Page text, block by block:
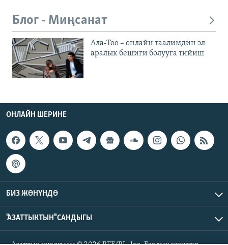
Блог - Миңсанат
Ала-Тоо – онлайн таалимдин эл
аралык бешиги болууга тийиш
ОНЛАЙН ШЕРИНЕ
БИЗ ЖӨНҮНДӨ
"АЗАТТЫКТЫН" САНДЫГЫ